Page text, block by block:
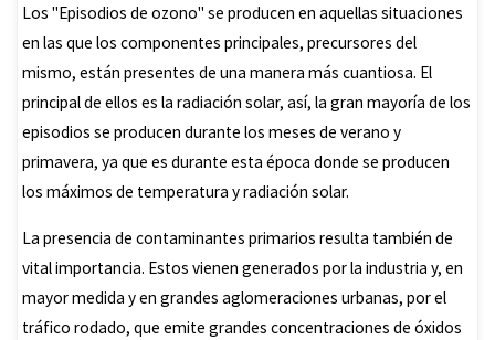
Los "Episodios de ozono" se producen en aquellas situaciones
en las que los componentes principales, precursores del
mismo, están presentes de una manera más cuantiosa. El
principal de ellos es la radiación solar, así, la gran mayoría de los
episodios se producen durante los meses de verano y
primavera, ya que es durante esta época donde se producen
los máximos de temperatura y radiación solar.
La presencia de contaminantes primarios resulta también de
vital importancia. Estos vienen generados por la industria y, en
mayor medida y en grandes aglomeraciones urbanas, por el
tráfico rodado, que emite grandes concentraciones de óxidos